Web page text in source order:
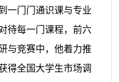
一门门通识课与专业
待每一门课程，前六
与竞赛中，他着力推
得全国大学生市场调